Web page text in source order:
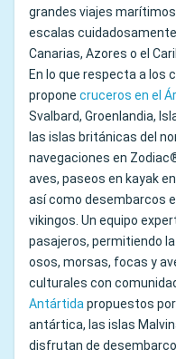
grandes viajes
escalas
Canarias, Azores o el
En lo que respecta a los
propone cruceros en el
Svalbard, Groenlandia,
las islas británicas del
navegaciones en
aves, paseos en kayak
así como desembarcos
vikingos. Un equipo
pasajeros, permitiendo
osos, morsas, focas y
culturales con
Antártidapropuestos
antártica, las islas
disfrutan de